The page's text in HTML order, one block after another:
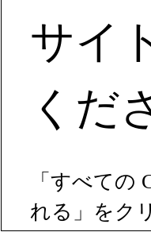
サイ
くだ
「すべての
れる」をク